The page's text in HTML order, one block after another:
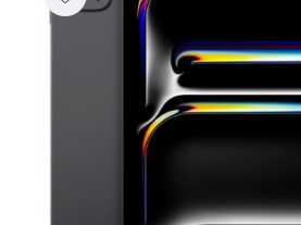
Контакты
Гарантия
Оплата
Доставка